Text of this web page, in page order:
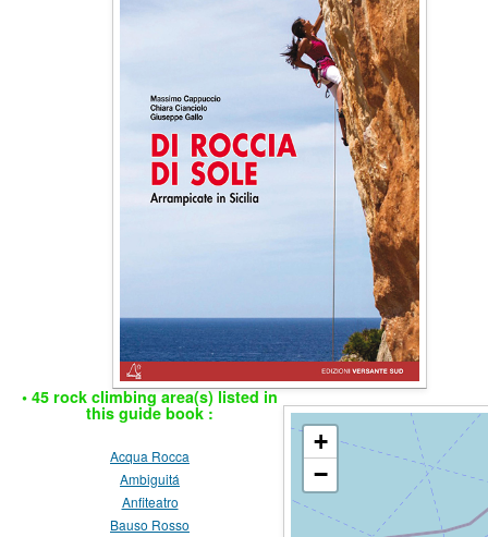
• 45 rock climbing area(s) listed in
this guide book :
Acqua Rocca
Ambiguitá
Anfiteatro
Bauso Rosso
+
−